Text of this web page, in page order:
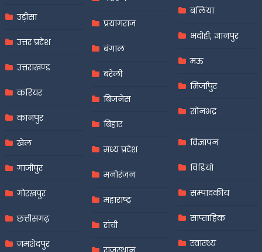
उड़ीसा
उत्तर प्रदेश
उत्तराखण्ड
करियर
कानपुर
खेल
गाजीपुर
गोरखपुर
छत्तीसगढ़
जमशेदपुर
प्रयागराज
बंगाल
बरेली
बिजनेस
बिहार
मध्य प्रदेश
मनोरंजन
महाराष्ट्र
रांची
बलिया
भदोही, ज्ञानपुर
मऊ
मिर्जापुर
सोनभद्र
विज्ञापन
विडियो
सम्पादकीय
साप्ताहिक
स्वास्थ्य